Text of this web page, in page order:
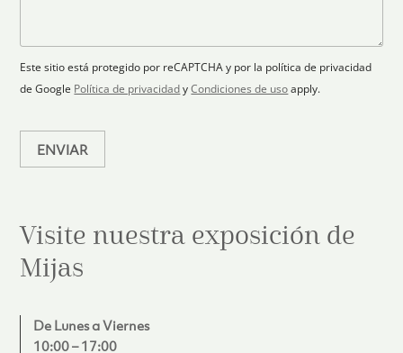
+
1
n
i
c
o
o
e
Este sitio está protegido por reCAPTCHA y por la política de privacidad
de Google Política de privacidad yCondiciones de uso apply.
ENVIAR
Visite nuestra exposición de
Mijas
De Lunes a Viernes
10:00 – 17:00